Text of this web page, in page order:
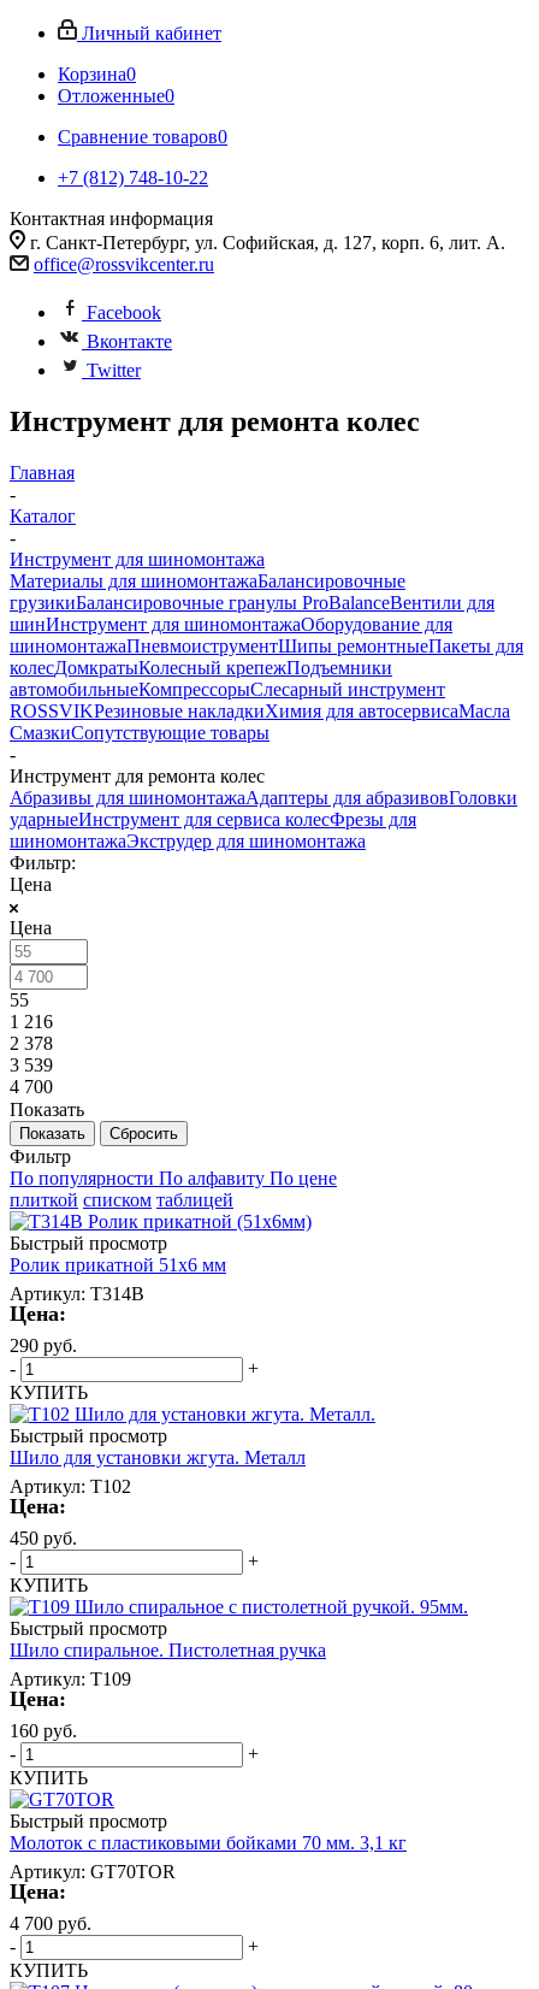
Личный кабинет
Корзина0
Отложенные0
Сравнение товаров0
+7 (812) 748-10-22
Контактная информация
г. Санкт-Петербург, ул. Софийская, д. 127, корп. 6, лит. А.
office@rossvikcenter.ru
Facebook
Вконтакте
Twitter
Инструмент для ремонта колес
Главная
-
Каталог
-
Инструмент для шиномонтажа
Материалы для шиномонтажаБалансировочные
грузикиБалансировочные гранулы ProBalanceВентили для
шинИнструмент для шиномонтажаОборудование для
шиномонтажаПневмоиструментШипы ремонтныеПакеты для
колесДомкратыКолесный крепежПодъемники
автомобильныеКомпрессорыСлесарный инструмент
ROSSVIKРезиновые накладкиХимия для автосервисаМасла
СмазкиСопутствующие товары
-
Инструмент для ремонта колес
Абразивы для шиномонтажаАдаптеры для абразивовГоловки
ударныеИнструмент для сервиса колесФрезы для
шиномонтажаЭкструдер для шиномонтажа
Фильтр:
Цена
Цена
55
1 216
2 378
3 539
4 700
Показать
Сбросить
Фильтр
По популярности По алфавиту По цене
плиткой списком таблицей
Быстрый просмотр
Ролик прикатной 51х6 мм
Артикул: T314В
Цена:
290 руб.
-
+
КУПИТЬ
Быстрый просмотр
Шило для установки жгута. Металл
Артикул: T102
Цена:
450 руб.
-
+
КУПИТЬ
Быстрый просмотр
Шило спиральное. Пистолетная ручка
Артикул: T109
Цена:
160 руб.
-
+
КУПИТЬ
Быстрый просмотр
Молоток с пластиковыми бойками 70 мм. 3,1 кг
Артикул: GT70TOR
Цена:
4 700 руб.
-
+
КУПИТЬ